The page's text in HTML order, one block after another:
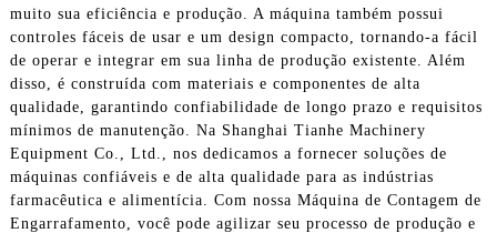
muito sua eficiência e produção. A máquina também possui
controles fáceis de usar e um design compacto, tornando-a fácil
de operar e integrar em sua linha de produção existente. Além
disso, é construída com materiais e componentes de alta
qualidade, garantindo confiabilidade de longo prazo e requisitos
mínimos de manutenção. Na Shanghai Tianhe Machinery
Equipment Co., Ltd., nos dedicamos a fornecer soluções de
máquinas confiáveis ​​e de alta qualidade para as indústrias
farmacêutica e alimentícia. Com nossa Máquina de Contagem de
Engarrafamento, você pode agilizar seu processo de produção e